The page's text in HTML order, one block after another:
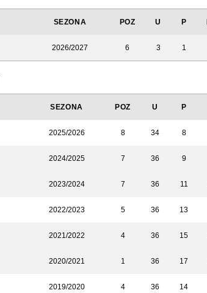
SEZONA POZ U P
2026/2027 6 3 1
SEZONA POZ U P
2025/2026 8 34 8
2024/2025 7 36 9
2023/2024 7 36 11
2022/2023 5 36 13
2021/2022 4 36 15
2020/2021 1 36 17
2019/2020 4 36 14